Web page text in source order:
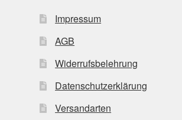
Impressum
AGB
Widerrufsbelehrung
Datenschutzerklärung
Versandarten